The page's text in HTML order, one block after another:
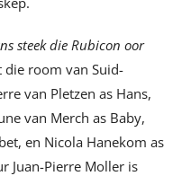
steek die Rubicon oor
die room van Suid-
van Pletzen as Hans,
van Merch as Baby,
en Nicola Hanekom as
Juan-Pierre Moller is